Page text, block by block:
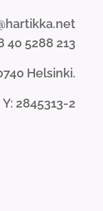
40 5288 213
Helsinki.
Y: 2845313-2